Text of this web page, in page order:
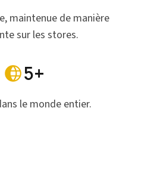
maintenue de manière
sur les stores.
5+
le monde entier.